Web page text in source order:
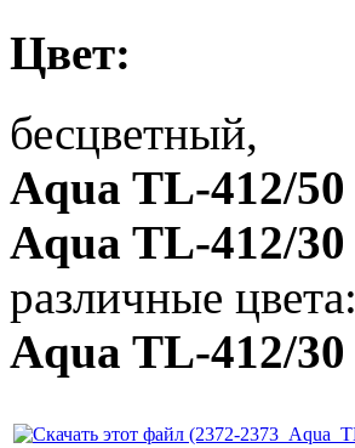
Цвет:
бесцветный,
Aqua TL-412/50
Aqua TL-412/30
различные цвета:
Aqua TL-412/30